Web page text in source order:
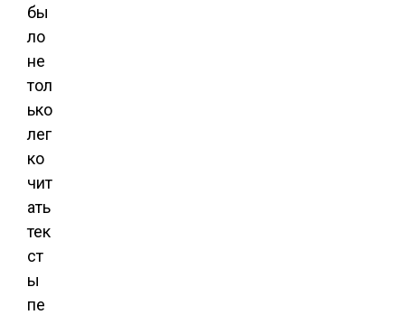
бы
ло
не
тол
ько
лег
ко
чит
ать
тек
ст
ы
пе